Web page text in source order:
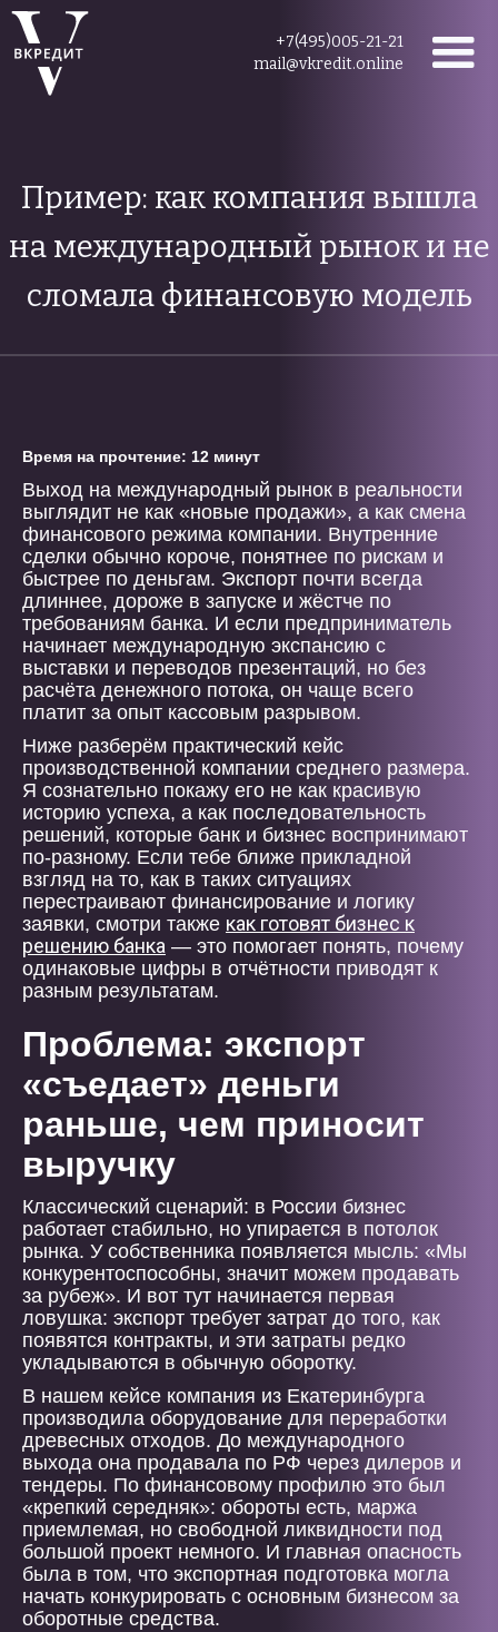
+7(495)005-21-21
mail@vkredit.online
Пример: как компания вышла
на международный рынок и не
сломала финансовую модель
Время на прочтение: 12 минут
Выход на международный рынок в реальности
выглядит не как «новые продажи», а как смена
финансового режима компании. Внутренние
сделки обычно короче, понятнее по рискам и
быстрее по деньгам. Экспорт почти всегда
длиннее, дороже в запуске и жёстче по
требованиям банка. И если предприниматель
начинает международную экспансию с
выставки и переводов презентаций, но без
расчёта денежного потока, он чаще всего
платит за опыт кассовым разрывом.
Ниже разберём практический кейс
производственной компании среднего размера.
Я сознательно покажу его не как красивую
историю успеха, а как последовательность
решений, которые банк и бизнес воспринимают
по-разному. Если тебе ближе прикладной
взгляд на то, как в таких ситуациях
перестраивают финансирование и логику
заявки, смотри также как готовят бизнес к
решению банка — это помогает понять, почему
одинаковые цифры в отчётности приводят к
разным результатам.
Проблема: экспорт
«съедает» деньги
раньше, чем приносит
выручку
Классический сценарий: в России бизнес
работает стабильно, но упирается в потолок
рынка. У собственника появляется мысль: «Мы
конкурентоспособны, значит можем продавать
за рубеж». И вот тут начинается первая
ловушка: экспорт требует затрат до того, как
появятся контракты, и эти затраты редко
укладываются в обычную оборотку.
В нашем кейсе компания из Екатеринбурга
производила оборудование для переработки
древесных отходов. До международного
выхода она продавала по РФ через дилеров и
тендеры. По финансовому профилю это был
«крепкий середняк»: обороты есть, маржа
приемлемая, но свободной ликвидности под
большой проект немного. И главная опасность
была в том, что экспортная подготовка могла
начать конкурировать с основным бизнесом за
оборотные средства.